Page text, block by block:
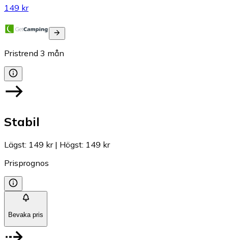
149 kr
Pristrend 3 mån
Stabil
Lägst: 149 kr| Högst: 149 kr
Prisprognos
Bevaka pris